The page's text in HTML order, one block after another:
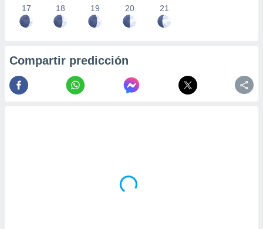
17 18 19 20 21
Compartir predicción